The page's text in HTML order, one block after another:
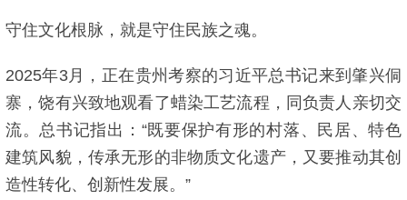
守住文化根脉，就是守住民族之魂。
2025年3月，正在贵州考察的习近平总书记来到肇兴侗
寨，饶有兴致地观看了蜡染工艺流程，同负责人亲切交
流。总书记指出：“既要保护有形的村落、民居、特色
建筑风貌，传承无形的非物质文化遗产，又要推动其创
造性转化、创新性发展。”